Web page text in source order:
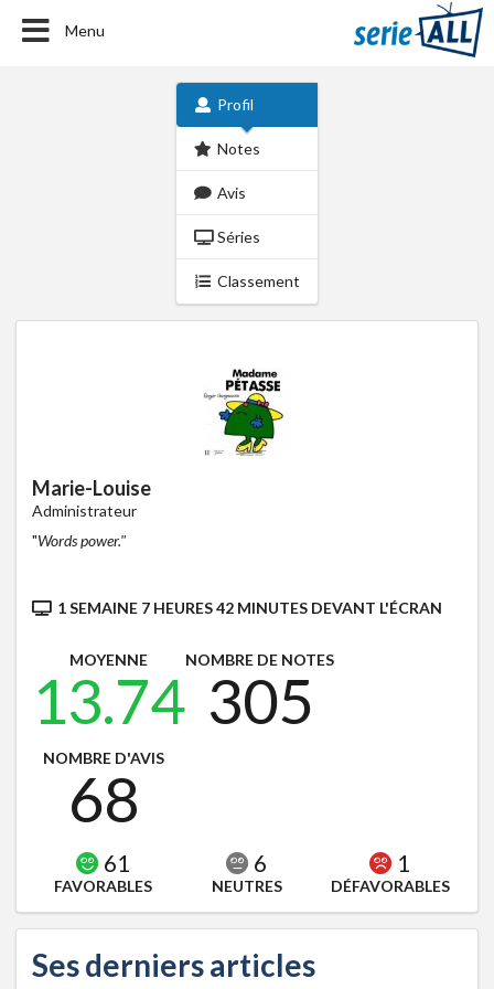
Menu
Profil
Notes
Avis
Séries
Classement
Marie-Louise
Administrateur
"Words power."
1 SEMAINE 7 HEURES 42 MINUTES DEVANT L'ÉCRAN
MOYENNE
13.74
NOMBRE DE NOTES
305
NOMBRE D'AVIS
68
61
FAVORABLES
6
NEUTRES
1
DÉFAVORABLES
Ses derniers articles